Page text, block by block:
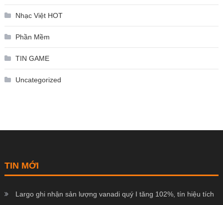
Nhạc Việt HOT
Phần Mềm
TIN GAME
Uncategorized
TIN MỚI
Largo ghi nhận sản lượng vanadi quý I tăng 102%, tín hiệu tích